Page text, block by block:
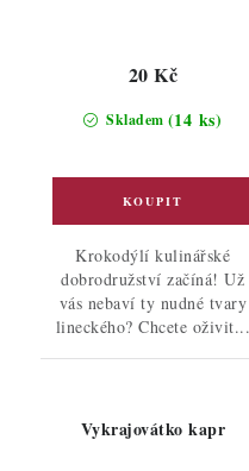
Skladem (14 ks)
20 Kč
Krokodýlí kulinářské
dobrodružství začíná! Už
vás nebaví ty nudné tvary
lineckého? Chcete oživit...
Vykrajovátko kapr